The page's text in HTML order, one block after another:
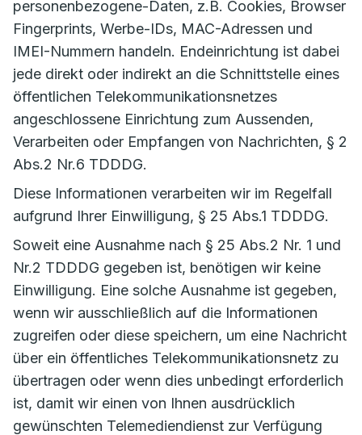
personenbezogene-Daten, z.B. Cookies, Browser
Fingerprints, Werbe-IDs, MAC-Adressen und
IMEI-Nummern handeln. Endeinrichtung ist dabei
jede direkt oder indirekt an die Schnittstelle eines
öffentlichen Telekommunikationsnetzes
angeschlossene Einrichtung zum Aussenden,
Verarbeiten oder Empfangen von Nachrichten, § 2
Abs.2 Nr.6 TDDDG.
Diese Informationen verarbeiten wir im Regelfall
aufgrund Ihrer Einwilligung, § 25 Abs.1 TDDDG.
Soweit eine Ausnahme nach § 25 Abs.2 Nr. 1 und
Nr.2 TDDDG gegeben ist, benötigen wir keine
Einwilligung. Eine solche Ausnahme ist gegeben,
wenn wir ausschließlich auf die Informationen
zugreifen oder diese speichern, um eine Nachricht
über ein öffentliches Telekommunikationsnetz zu
übertragen oder wenn dies unbedingt erforderlich
ist, damit wir einen von Ihnen ausdrücklich
gewünschten Telemediendienst zur Verfügung